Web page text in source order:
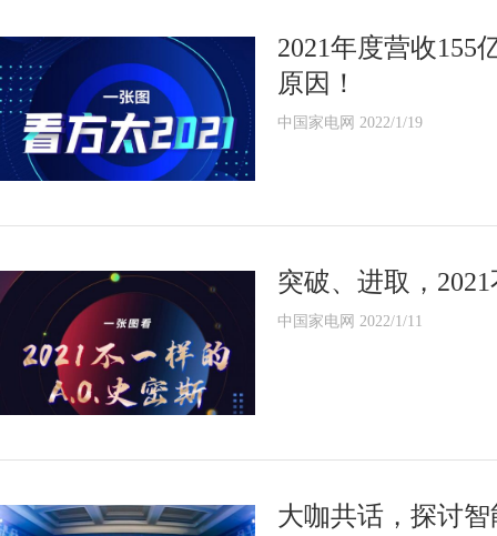
2021年度营收155
原因！
中国家电网 2022/1/19
突破、进取，
中国家电网 2022/1/11
大咖共话，探讨